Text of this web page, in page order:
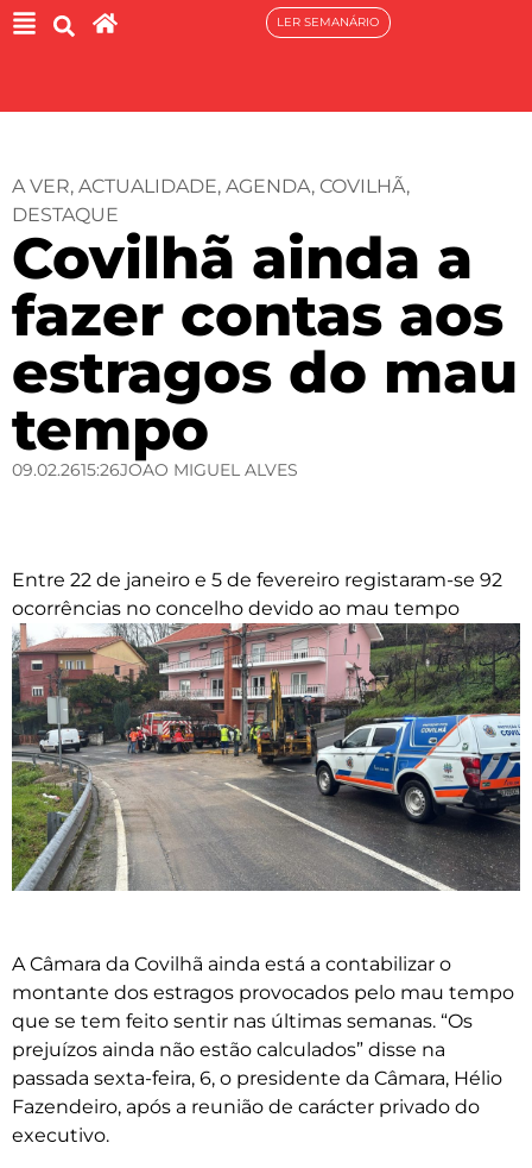
LER SEMANÁRIO
A VER, ACTUALIDADE, AGENDA, COVILHÃ,
DESTAQUE
Covilhã ainda a
fazer contas aos
estragos do mau
tempo
09.02.2615:26JOAO MIGUEL ALVES
Entre 22 de janeiro e 5 de fevereiro registaram-se 92
ocorrências no concelho devido ao mau tempo
A Câmara da Covilhã ainda está a contabilizar o
montante dos estragos provocados pelo mau tempo
que se tem feito sentir nas últimas semanas. “Os
prejuízos ainda não estão calculados” disse na
passada sexta-feira, 6, o presidente da Câmara, Hélio
Fazendeiro, após a reunião de carácter privado do
executivo.